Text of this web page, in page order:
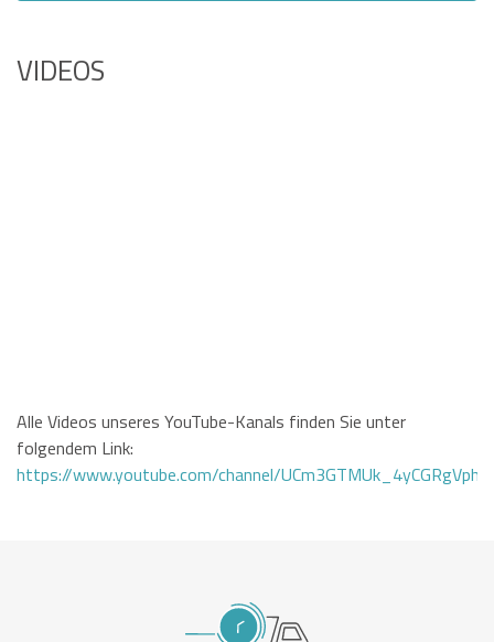
VIDEOS
Alle Videos unseres YouTube-Kanals finden Sie unter
folgendem Link:
https://www.youtube.com/channel/